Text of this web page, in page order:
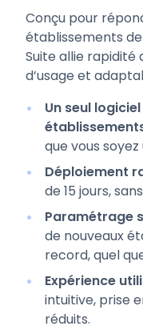
Conçu pour
établissements de
Suite allie
d’usage et
Un seul
que vous
Déploiement
de 15 jours,
Paramétrage
de nouveaux
record, quel
Expérience
intuitive, prise
réduits.